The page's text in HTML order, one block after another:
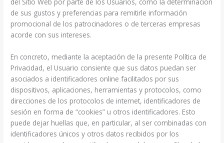
de sus gustos y preferencias para remitirle información
promocional de los patrocinadores o de terceras empresas
acorde con sus intereses.
En concreto, mediante la aceptación de la presente Política de
Privacidad, el Usuario consiente que sus datos puedan ser
asociados a identificadores online facilitados por sus
dispositivos, aplicaciones, herramientas y protocolos, como
direcciones de los protocolos de internet, identificadores de
sesión en forma de “cookies” u otros identificadores. Esto
puede dejar huellas que, en particular, al ser combinadas con
identificadores únicos y otros datos recibidos por los